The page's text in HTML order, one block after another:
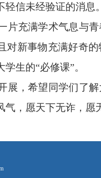
信未经验证的消息。
充满学术气息与青
对新事物充满好奇
生的“必修课”。
，希望同学们了解
，愿天下无诈，愿